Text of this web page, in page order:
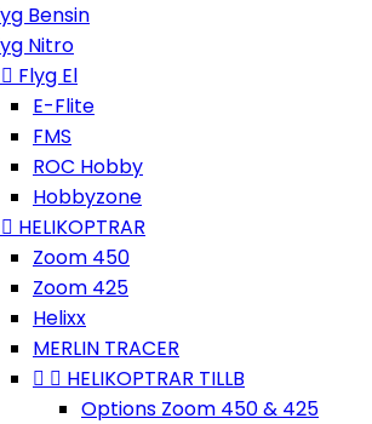
Bensin
Nitro
 Flyg El
E-Flite
FMS
ROC Hobby
Hobbyzone
 HELIKOPTRAR
Zoom 450
Zoom 425
Helixx
MERLIN TRACER
  HELIKOPTRAR TILLB
Options Zoom 450 & 425